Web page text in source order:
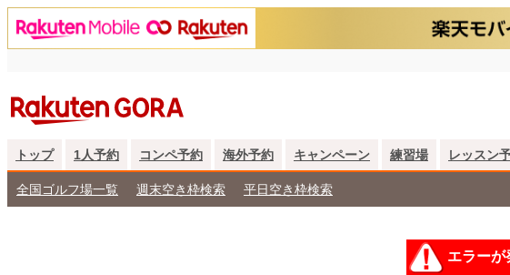
トップ 1人予約 コンペ予約 海外予約 キャンペーン 練習場 レッスン
全国ゴルフ場一覧 週末空き枠検索 平日空き枠検索
エラーが